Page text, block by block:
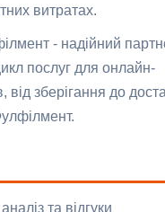
витратах.
- надійний
послуг для онлайн-
від зберігання до
та відгуки